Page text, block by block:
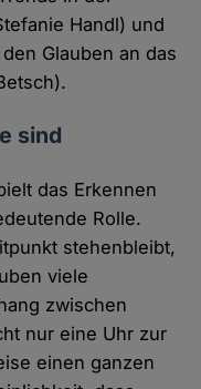
Handl) und
Glauben an das
sind
das Erkennen
Rolle.
stehenbleibt,
viele
zwischen
nur eine Uhr zur
einen ganzen